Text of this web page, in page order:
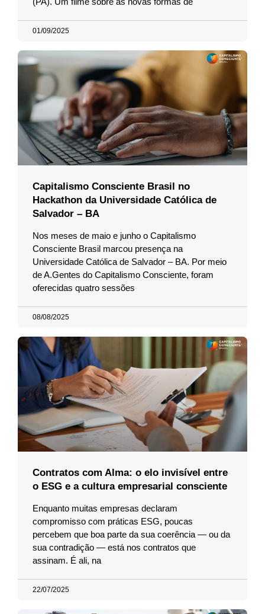
01/09/2025
Capitalismo Consciente Brasil no
Hackathon da Universidade Católica de
Salvador – BA
Nos meses de maio e junho o Capitalismo
Consciente Brasil marcou presença na
Universidade Católica de Salvador – BA. Por meio
de A.Gentes do Capitalismo Consciente, foram
oferecidas quatro sessões
08/08/2025
Contratos com Alma: o elo invisível entre
o ESG e a cultura empresarial consciente
Enquanto muitas empresas declaram
compromisso com práticas ESG, poucas
percebem que boa parte da sua coerência — ou da
sua contradição — está nos contratos que
assinam. É ali, na
22/07/2025